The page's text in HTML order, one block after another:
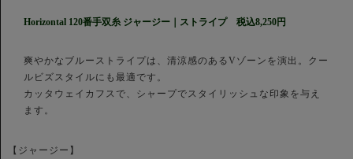
Horizontal 120番手双糸 ジャージー｜ストライプ 税込8,250円
爽やかなブルーストライプは、清涼感のあるVゾーンを演出。クー
ルビズスタイルにも最適です。
カッタウェイカフスで、シャープでスタイリッシュな印象を与え
ます。
【ジャージー】